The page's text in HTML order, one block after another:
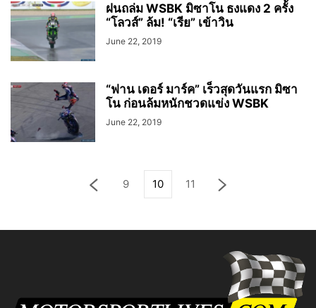
ฝนถล่ม WSBK มิซาโน ธงแดง 2 ครั้ง
“โลวส์” ล้ม! “เรีย” เข้าวิน
June 22, 2019
“ฟาน เดอร์ มาร์ค” เร็วสุดวันแรก มิซา
โน ก่อนล้มหนักชวดแข่ง WSBK
June 22, 2019
9 10 11